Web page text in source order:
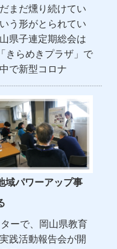
まだ燻り続けてい
う形がとられてい
県子連定期総会は
きらめきプラザ」で
で新型コロナ
域パワーアップ事
ーで、岡山県教育
践活動報告会が開